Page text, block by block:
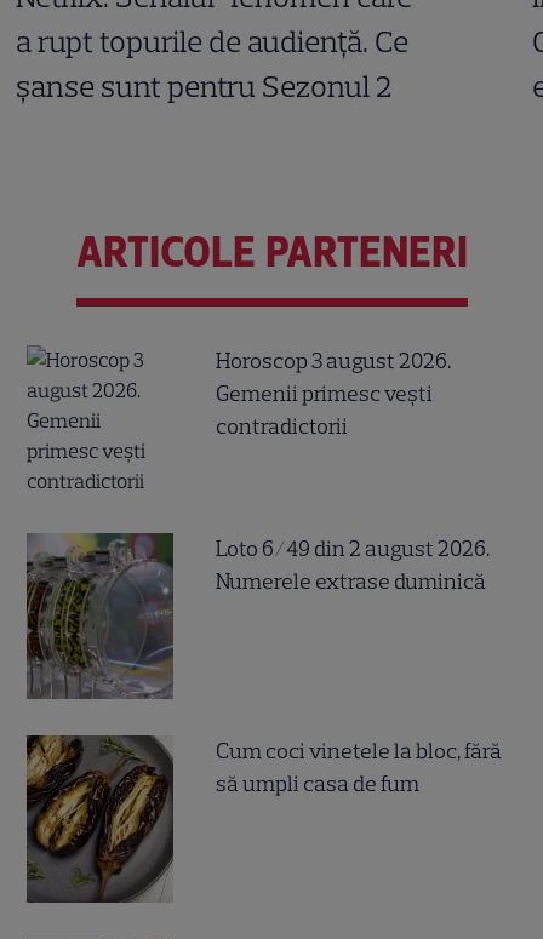
a rupt topurile de audiență. Ce
șanse sunt pentru Sezonul 2
ARTICOLE PARTENERI
Horoscop 3 august 2026.
Gemenii primesc vești
contradictorii
Loto 6/49 din 2 august 2026.
Numerele extrase duminică
Cum coci vinetele la bloc, fără
să umpli casa de fum